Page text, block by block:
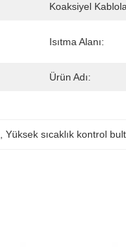
Koaksiyel
Isıtma Alanı:
Ürün Adı:
, Yüksek sıcaklık kontrol